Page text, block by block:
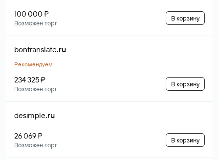
100 000 ₽
Возможен торг
В корзину
bontranslate.ru
Рекомендуем
234 325 ₽
Возможен торг
В корзину
desimple.ru
26 069 ₽
Возможен торг
В корзину